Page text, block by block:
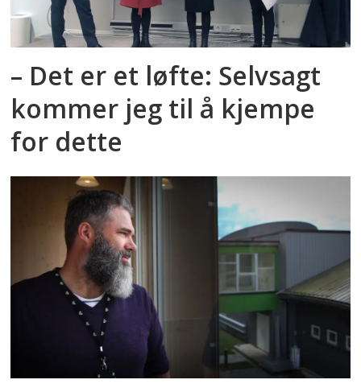
– Det er et løfte: Selvsagt
kommer jeg til å kjempe
for dette